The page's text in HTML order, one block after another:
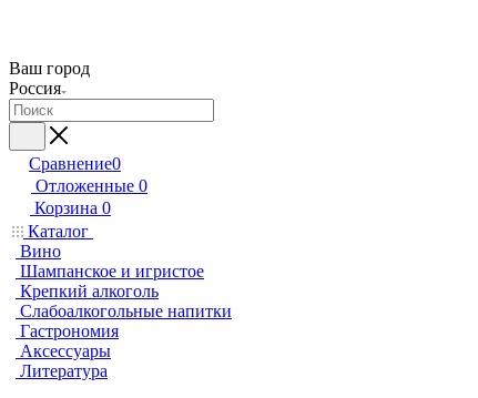
Ваш город
Россия
Сравнение0
Отложенные 0
Корзина 0
Каталог
Вино
Шампанское и игристое
Крепкий алкоголь
Слабоалкогольные напитки
Гастрономия
Аксессуары
Литература